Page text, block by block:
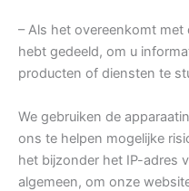
– Als het overeenkomt
hebt gedeeld, om u
producten of diensten te
We gebruiken de
ons te helpen mogelijke
het bijzonder het IP-adres
algemeen, om onze